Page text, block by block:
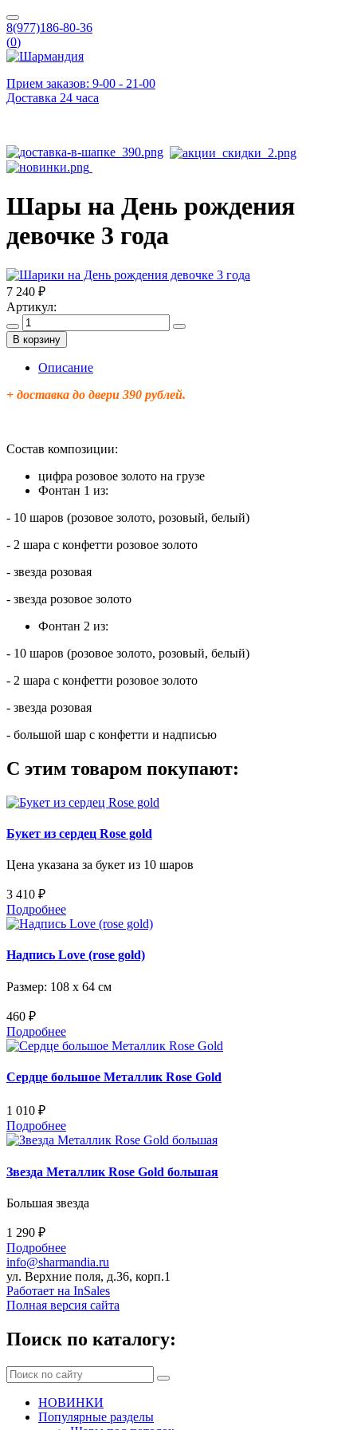
8(977)186-80-36
(0)
Прием заказов: 9-00 - 21-00
Доставка 24 часа
Шары на День рождения
девочке 3 года
7 240 ₽
Артикул:
В корзину
Описание
+ доставка до двери 390 рублей.
Состав композиции:
цифра розовое золото на грузе
Фонтан 1 из:
- 10 шаров (розовое золото, розовый, белый)
- 2 шара с конфетти розовое золото
- звезда розовая
- звезда розовое золото
Фонтан 2 из:
- 10 шаров (розовое золото, розовый, белый)
- 2 шара с конфетти розовое золото
- звезда розовая
- большой шар с конфетти и надписью
С этим товаром покупают:
Букет из сердец Rose gold
Цена указана за букет из 10 шаров
3 410 ₽
Подробнее
Надпись Love (rose gold)
Размер: 108 х 64 см
460 ₽
Подробнее
Сердце большое Металлик Rose Gold
1 010 ₽
Подробнее
Звезда Металлик Rose Gold большая
Большая звезда
1 290 ₽
Подробнее
info@sharmandia.ru
ул. Верхние поля, д.36, корп.1
Работает на InSales
Полная версия сайта
Поиск по каталогу:
НОВИНКИ
Популярные разделы